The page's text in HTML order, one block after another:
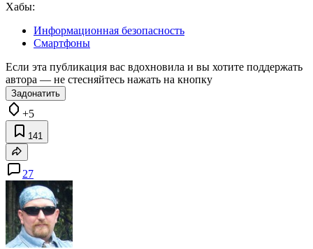
Хабы:
Информационная безопасность
Смартфоны
Если эта публикация вас вдохновила и вы хотите поддержать
автора — не стесняйтесь нажать на кнопку
Задонатить
+5
141
27